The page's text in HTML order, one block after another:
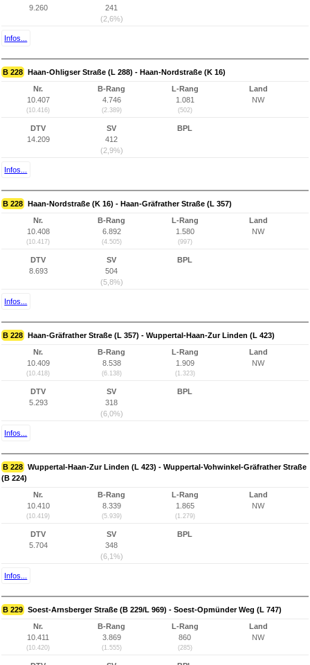
9.260
241
(2,6%)
Infos...
B 228 Haan-Ohligser Straße (L 288) - Haan-Nordstraße (K 16)
Nr.
10.407
(10.416)
B-Rang
4.746
(2.389)
L-Rang
1.081
(502)
Land
NW
DTV
14.209
SV
412
(2,9%)
BPL
Infos...
B 228 Haan-Nordstraße (K 16) - Haan-Gräfrather Straße (L 357)
Nr.
10.408
(10.417)
B-Rang
6.892
(4.505)
L-Rang
1.580
(997)
Land
NW
DTV
8.693
SV
504
(5,8%)
BPL
Infos...
B 228 Haan-Gräfrather Straße (L 357) - Wuppertal-Haan-Zur Linden (L 423)
Nr.
10.409
(10.418)
B-Rang
8.538
(6.138)
L-Rang
1.909
(1.323)
Land
NW
DTV
5.293
SV
318
(6,0%)
BPL
Infos...
B 228 Wuppertal-Haan-Zur Linden (L 423) - Wuppertal-Vohwinkel-Gräfrather Straße
(B 224)
Nr.
10.410
(10.419)
B-Rang
8.339
(5.939)
L-Rang
1.865
(1.279)
Land
NW
DTV
5.704
SV
348
(6,1%)
BPL
Infos...
B 229 Soest-Arnsberger Straße (B 229/L 969) - Soest-Opmünder Weg (L 747)
Nr.
10.411
(10.420)
B-Rang
3.869
(1.555)
L-Rang
860
(285)
Land
NW